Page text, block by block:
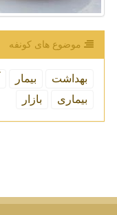
موضوع های كونفه
بهداشت بیمار
بیماری
بازار